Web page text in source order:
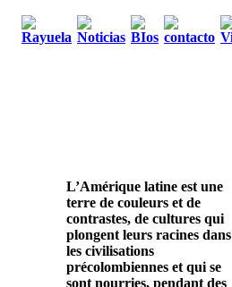
L’Amérique latine est une
terre de couleurs et de
contrastes, de cultures qui
plongent leurs racines dans
les civilisations
précolombiennes et qui se
sont nourries, pendant des